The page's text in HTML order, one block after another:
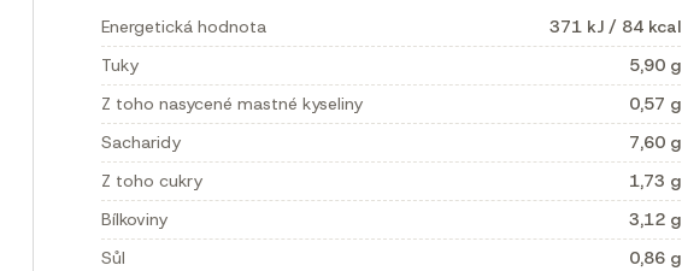
Energetická hodnota
371 kJ / 84 kcal
Tuky
5,90 g
Z toho nasycené mastné kyseliny
0,57 g
Sacharidy
7,60 g
Z toho cukry
1,73 g
Bílkoviny
3,12 g
Sůl
0,86 g